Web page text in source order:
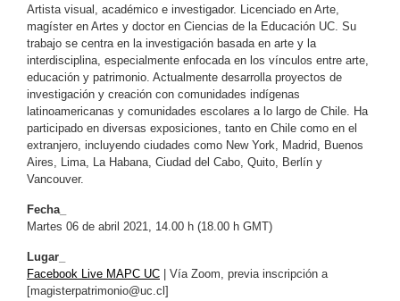
Artista visual, académico e investigador. Licenciado en Arte,
magíster en Artes y doctor en Ciencias de la Educación UC. Su
trabajo se centra en la investigación basada en arte y la
interdisciplina, especialmente enfocada en los vínculos entre arte,
educación y patrimonio. Actualmente desarrolla proyectos de
investigación y creación con comunidades indígenas
latinoamericanas y comunidades escolares a lo largo de Chile. Ha
participado en diversas exposiciones, tanto en Chile como en el
extranjero, incluyendo ciudades como New York, Madrid, Buenos
Aires, Lima, La Habana, Ciudad del Cabo, Quito, Berlín y
Vancouver.
Fecha_
Martes 06 de abril 2021, 14.00 h (18.00 h GMT)
Lugar_
Facebook Live MAPC UC | Vía Zoom, previa inscripción a
[magisterpatrimonio@uc.cl ]